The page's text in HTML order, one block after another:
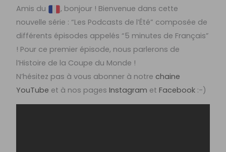
Amis du
, bonjour ! Bienvenue dans cette
nouvelle série : “Les Podcasts de l’Été” composée de
différents épisodes appelés “5 minutes de Français”
! Pour ce premier épisode, nous parlerons de
l’Histoire de la Coupe du Monde !
N’hésitez pas à vous abonner à notre chaine
YouTube et à nos pagesInstagram etFacebook :-)